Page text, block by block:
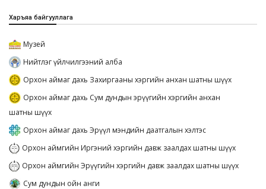
Харъяа байгууллага
Музей
Нийтлэг үйлчилгээний алба
Орхон аймаг дахь Захиргааны хэргийн анхан шатны шүүх
Орхон аймаг дахь Сум дундын эрүүгийн хэргийн анхан
шатны шүүх
Орхон аймаг дахь Эрүүл мэндийн даатгалын хэлтэс
Орхон аймгийн Иргэний хэргийн давж заалдах шатны шүүх
Орхон аймгийн Эрүүгийн хэргийн давж заалдах шатны шүүх
Сум дундын ойн анги